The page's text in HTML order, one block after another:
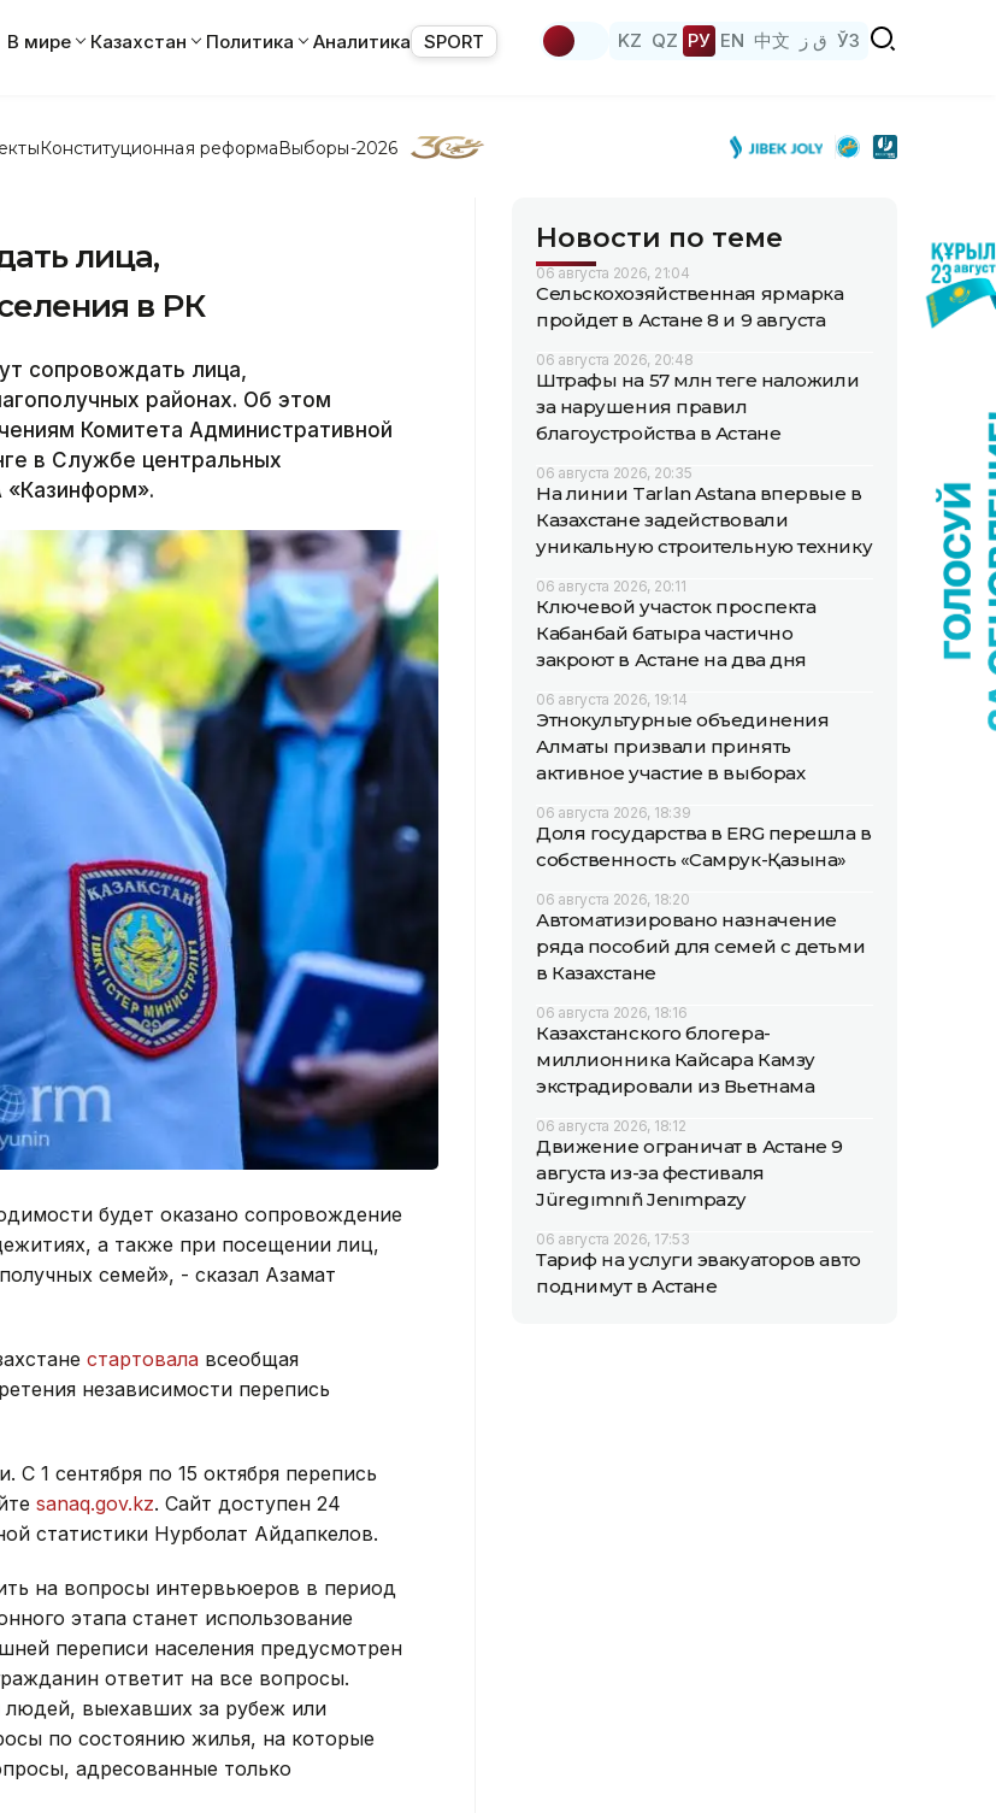
В мире Казахстан Политика Аналитика SPORT KZ QZ РУ EN 中文 ق ز ЎЗ
Конституционная реформаВыборы-2026
лица,
в РК
сопровождать лица,
районах. Об этом
Комитета Административной
в Службе центральных
будет оказано сопровождение
а также при посещении лиц,
семей», - сказал Азамат
стартовала всеобщая
независимости перепись
1 сентября по 15 октября перепись
sanaq.gov.kz. Сайт доступен 24
статистики Нурболат Айдапкелов.
на вопросы интервьюеров в период
этапа станет использование
переписи населения предусмотрен
ответит на все вопросы.
людей, выехавших за рубеж или
по состоянию жилья, на которые
адресованные только
Новости по теме
06 августа 2026, 21:04
Сельскохозяйственная ярмарка
пройдет в Астане 8 и 9 августа
06 августа 2026, 20:48
Штрафы на 57 млн теңге наложили
за нарушения правил
благоустройства в Астане
06 августа 2026, 20:35
На линии Tarlan Astana впервые в
Казахстане задействовали
уникальную строительную технику
06 августа 2026, 20:11
Ключевой участок проспекта
Кабанбай батыра частично
закроют в Астане на два дня
06 августа 2026, 19:14
Этнокультурные объединения
Алматы призвали принять
активное участие в выборах
06 августа 2026, 18:39
Доля государства в ERG перешла в
собственность «Самрук-Қазына»
06 августа 2026, 18:20
Автоматизировано назначение
ряда пособий для семей с детьми
в Казахстане
06 августа 2026, 18:16
Казахстанского блогера-
миллионника Кайсара Камзу
экстрадировали из Вьетнама
06 августа 2026, 18:12
Движение ограничат в Астане 9
августа из-за фестиваля
Jüregımnıñ Jenımpazy
06 августа 2026, 17:53
Тариф на услуги эвакуаторов авто
поднимут в Астане